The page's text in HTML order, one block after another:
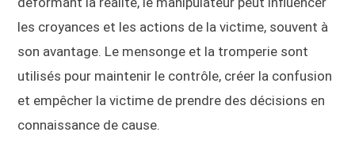
les croyances et les actions de la victime, souvent à
son avantage. Le mensonge et la tromperie sont
utilisés pour maintenir le contrôle, créer la confusion
et empêcher la victime de prendre des décisions en
connaissance de cause.